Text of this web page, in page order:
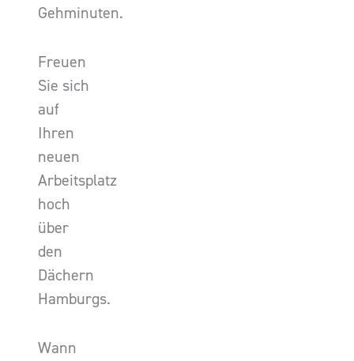
Gehminuten.
Freuen
Sie sich
auf
Ihren
neuen
Arbeitsplatz
hoch
über
den
Dächern
Hamburgs.
Wann